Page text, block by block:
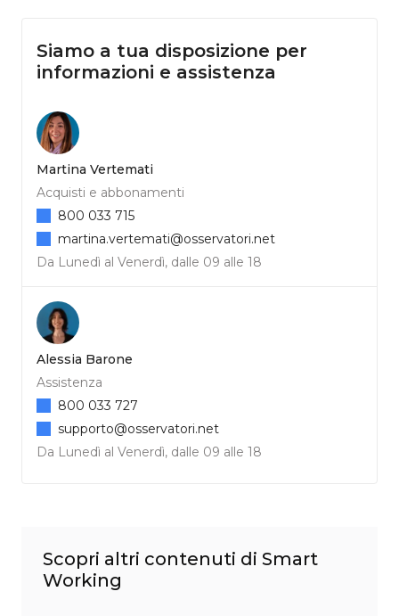
Siamo a tua disposizione per
informazioni e assistenza
Martina Vertemati
Acquisti e abbonamenti
Da Lunedì al Venerdì, dalle 09 alle 18
800 033 715
martina.vertemati@osservatori.net
Alessia Barone
Assistenza
Da Lunedì al Venerdì, dalle 09 alle 18
800 033 727
supporto@osservatori.net
Scopri altri contenuti di Smart
Working